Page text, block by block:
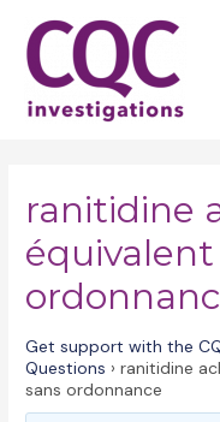
content
ranitidine
Get support with the
Questions › ranitidine
sans ordonnance